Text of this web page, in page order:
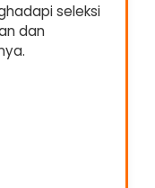
seleksi
dan